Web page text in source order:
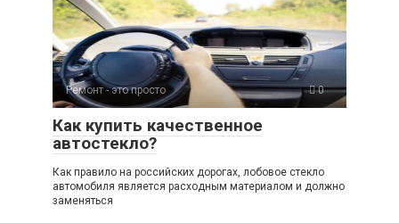
Ремонт - это просто 0
Как купить качественное
автостекло?
Как правило на российских дорогах, лобовое стекло
автомобиля является расходным материалом и должно
заменяться